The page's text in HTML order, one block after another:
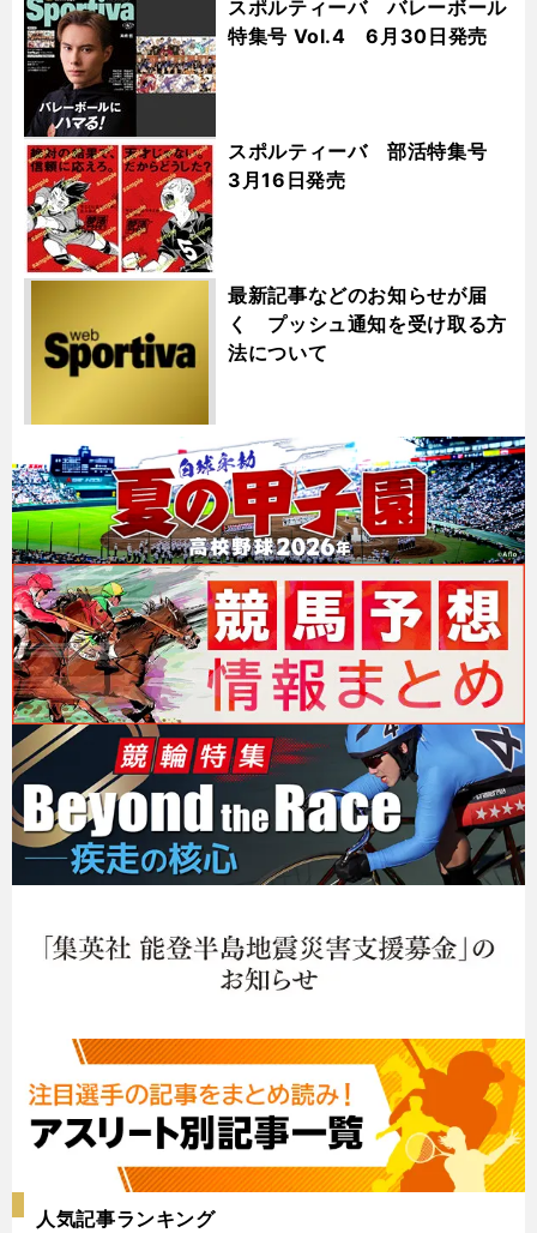
スポルティーバ バレーボール
特集号 Vol.4 6月30日発売
スポルティーバ 部活特集号
3月16日発売
最新記事などのお知らせが届
く プッシュ通知を受け取る方
法について
人気記事ランキング